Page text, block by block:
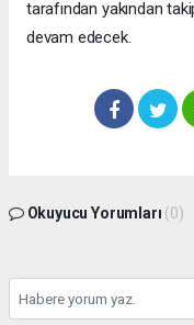
tarafından yakından
devam edecek.
Okuyucu Yorumları (0)